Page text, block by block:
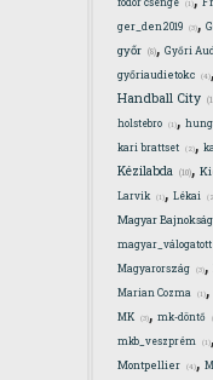
(1)
ger_den2019 (3),
győr (8), Győri
győriaudietokc (4),
Handball City
holstebro (1),
kari brattset (2),
Kézilabda (10),
Larvik (1), Lékai
Magyar Bajnokság
magyar_válogatott
Magyarország (3),
Marian Cozma (1),
MK (3), mk-döntő
mkb_veszprém (1),
Montpellier (4),